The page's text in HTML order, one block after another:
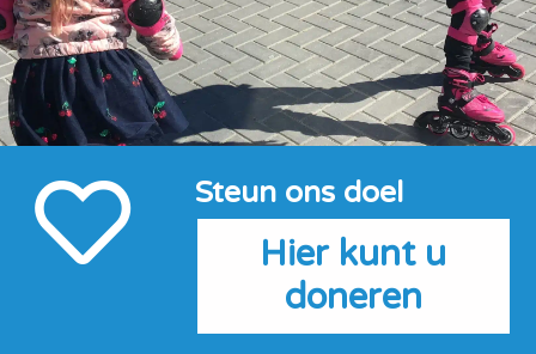
Steun ons doel
Hier kunt u
doneren